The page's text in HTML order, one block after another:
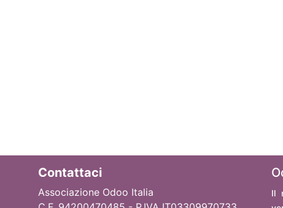
Contattaci
Associazione Odoo Italia
Il